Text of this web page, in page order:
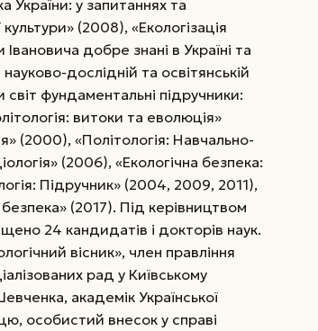
України: у запитаннях та
(2008), «Екологізація
добре знані в Україні та
дослідній та освітянській
світ фундаментальні підручники:
витоки та еволюція»
(2000), «Політологія: Навчально-
(2006), «Екологічна безпека:
Підручник» (2004, 2009, 2011),
(2017). Під керівництвом
24 кандидатів і докторів наук.
вісник», член правління
рад у Київському
академік Української
особистий внесок у справі